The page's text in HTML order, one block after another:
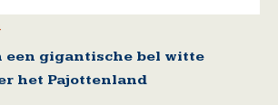
een gigantische bel witte
het Pajottenland